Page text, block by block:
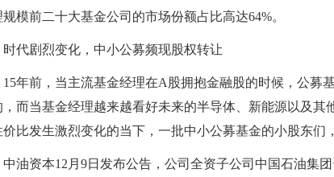
模前二十大基金公司的市场份额占比高达64%。
时代剧烈变化，中小公募频现股权转让
15年前，当主流基金经理在A股拥抱金融股的时候，公募
，而当基金经理越来越看好未来的半导体、新能源以及其
价比发生激烈变化的当下，一批中小公募基金的小股东们
中油资本12月9日发布公告，公司全资子公司中国石油集